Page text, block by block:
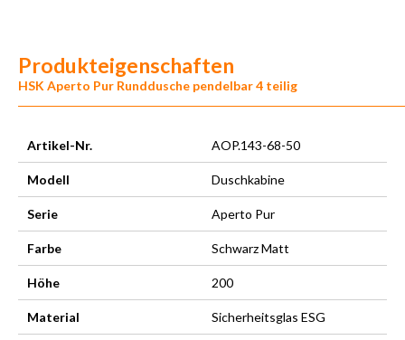
Produkteigenschaften
HSK Aperto Pur Runddusche pendelbar 4 teilig
Artikel-Nr. AOP.143-68-50
Modell Duschkabine
Serie Aperto Pur
Farbe Schwarz Matt
Höhe 200
Material Sicherheitsglas ESG